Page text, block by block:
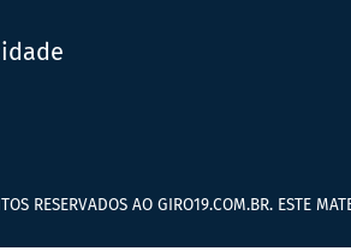
RESERVADOS AO GIRO19.COM.BR. ESTE